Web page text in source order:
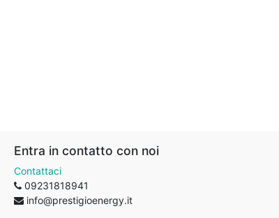
Entra in contatto con noi
Contattaci
09231818941
info@prestigioenergy.it